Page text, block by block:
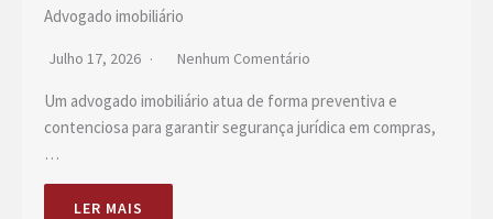
Advogado imobiliário
Julho 17, 2026 Nenhum Comentário
Um advogado imobiliário atua de forma preventiva e
contenciosa para garantir segurança jurídica em compras,
…
LER MAIS